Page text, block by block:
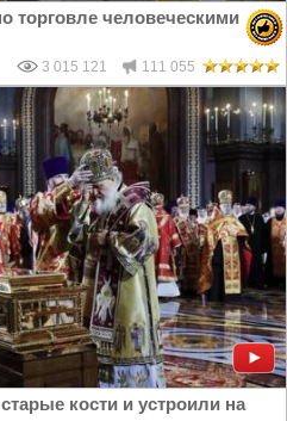
торговле человеческими
3 015 121 111 055
кости и устроили на